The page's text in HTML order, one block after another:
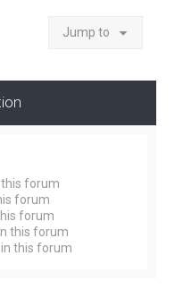
Jump to
forum
forum
forum
this forum
this forum